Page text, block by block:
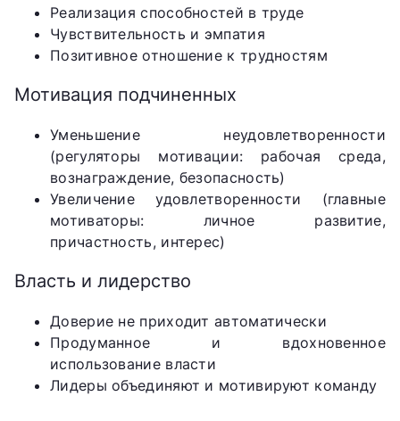
Реализация способностей в труде
Чувствительность и эмпатия
Позитивное отношение к трудностям
Мотивация подчиненных
Уменьшение неудовлетворенности
(регуляторы мотивации: рабочая среда,
вознаграждение, безопасность)
Увеличение удовлетворенности (главные
мотиваторы: личное развитие,
причастность, интерес)
Власть и лидерство
Доверие не приходит автоматически
Продуманное и вдохновенное
использование власти
Лидеры объединяют и мотивируют команду